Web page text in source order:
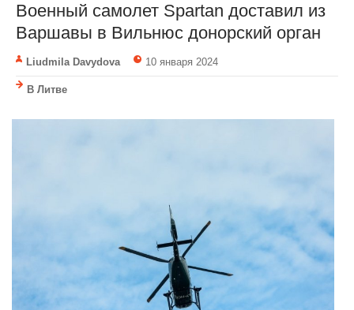
Военный самолет Spartan доставил из
Варшавы в Вильнюс донорский орган
Liudmila Davydova 10 января 2024
В Литве